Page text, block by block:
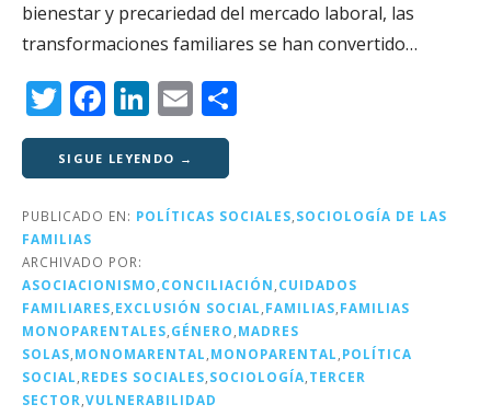
bienestar y precariedad del mercado laboral, las
transformaciones familiares se han convertido…
T
w
it
te
r
F
a
c
e
o
o
k
Li
n
k
e
n
E
m
ai
l p
rt
ir
SIGUE LEYENDO →
PUBLICADO EN: POLÍTICAS SOCIALES SOCIOLOGÍA DE LAS
FAMILIAS
ARCHIVADO POR:
ASOCIACIONISMO CONCILIACIÓN CUIDADOS
FAMILIARES EXCLUSIÓN SOCIAL FAMILIAS FAMILIAS
MONOPARENTALES GÉNERO MADRES
SOLAS MONOMARENTAL MONOPARENTAL POLÍTICA
SOCIAL REDES SOCIALES SOCIOLOGÍA TERCER
SECTOR VULNERABILIDAD